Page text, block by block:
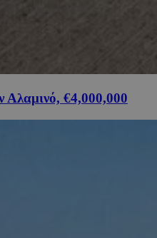
Αλαμινό, €4,000,000